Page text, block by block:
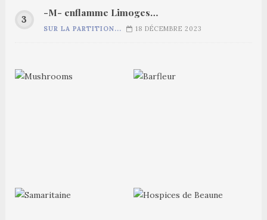
-M- enflamme Limoges…
SUR LA PARTITION... 18 DÉCEMBRE 2023